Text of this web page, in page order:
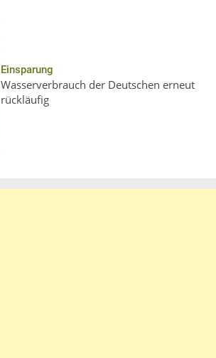
Einsparung
Wasserverbrauch der Deutschen erneut
rückläufig